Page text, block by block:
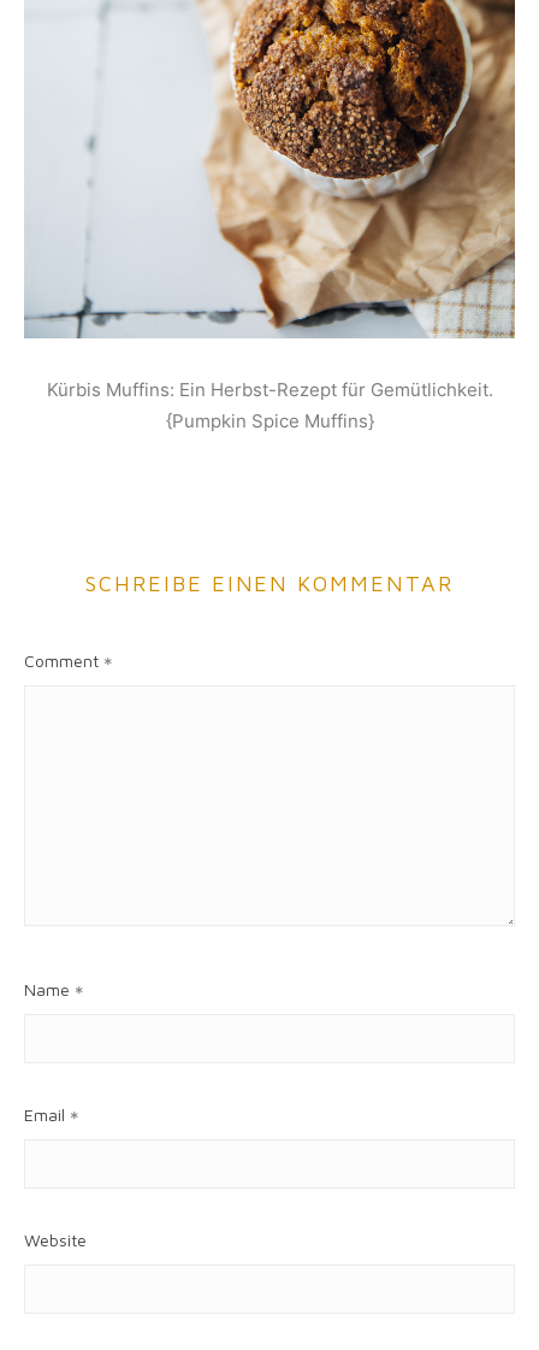
Kürbis Muffins: Ein Herbst-Rezept für Gemütlichkeit.
{Pumpkin Spice Muffins}
SCHREIBE EINEN KOMMENTAR
Comment *
Name *
Email *
Website